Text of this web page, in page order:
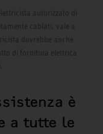
autorizzato di
cablati, vale a
dovrebbe anche
di fornitura elettrica
è
a tutte le